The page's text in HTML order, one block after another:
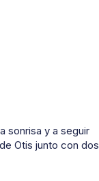
sonrisa y a seguir
Otis junto con dos